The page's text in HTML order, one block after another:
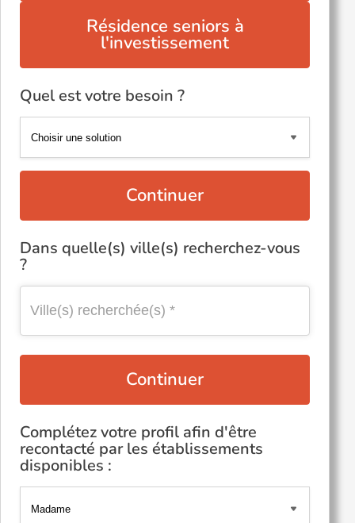
Résidence seniors à
l'investissement
Quel est votre besoin ?
Continuer
Dans quelle(s) ville(s) recherchez-vous
?
Continuer
Complétez votre profil afin d'être
recontacté par les établissements
disponibles :